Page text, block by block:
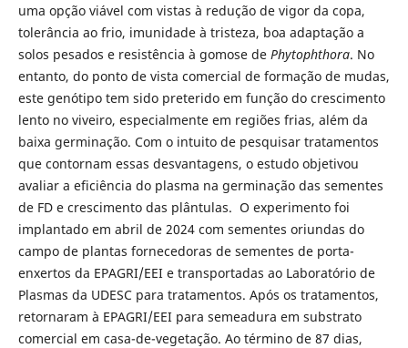
uma opção viável com vistas à redução de vigor da copa,
tolerância ao frio, imunidade à tristeza, boa adaptação a
solos pesados e resistência à gomose de Phytophthora. No
entanto, do ponto de vista comercial de formação de mudas,
este genótipo tem sido preterido em função do crescimento
lento no viveiro, especialmente em regiões frias, além da
baixa germinação. Com o intuito de pesquisar tratamentos
que contornam essas desvantagens, o estudo objetivou
avaliar a eficiência do plasma na germinação das sementes
de FD e crescimento das plântulas. O experimento foi
implantado em abril de 2024 com sementes oriundas do
campo de plantas fornecedoras de sementes de porta-
enxertos da EPAGRI/EEI e transportadas ao Laboratório de
Plasmas da UDESC para tratamentos. Após os tratamentos,
retornaram à EPAGRI/EEI para semeadura em substrato
comercial em casa-de-vegetação. Ao término de 87 dias,